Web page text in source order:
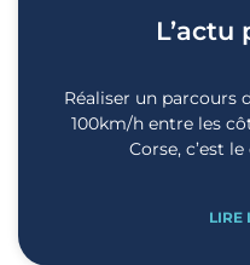
L’actu
Réaliser un parcours
100km/h entre les
Corse, c’est
LIRE